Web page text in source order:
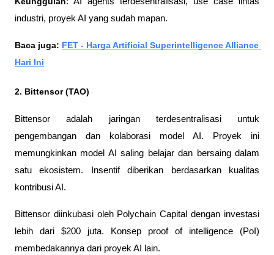
industri, proyek AI yang sudah mapan.
Baca juga: FET - Harga Artificial Superintelligence Alliance
Hari Ini
2. Bittensor (TAO)
Bittensor adalah jaringan terdesentralisasi untuk
pengembangan dan kolaborasi model AI. Proyek ini
memungkinkan model AI saling belajar dan bersaing dalam
satu ekosistem. Insentif diberikan berdasarkan kualitas
kontribusi AI.
Bittensor diinkubasi oleh Polychain Capital dengan investasi
lebih dari $200 juta. Konsep proof of intelligence (PoI)
membedakannya dari proyek AI lain.